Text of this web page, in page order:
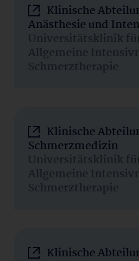
Klinische
Anästhesie und
Universitätsklinik
Allgemeine
Schmerztherapie
Klinische
Schmerzmedizin
Universitätsklinik
Allgemeine
Schmerztherapie
Klinische